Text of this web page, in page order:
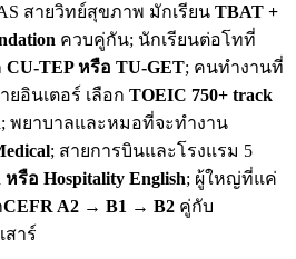
สายวิทย์สุขภาพ มักเรียน TBAT +
ควบคู่กัน; นักเรียนต่อโทที่
CU-TEP หรือ TU-GET; คนทำงานที่
ยอินเตอร์ เลือก TOEIC 750+ track
; พยาบาลและหมอที่จะทำงาน
; สายการบินและโรงแรม 5
หรือ Hospitality English; ผู้ใหญ่ที่แค่
CEFR A2 → B1 → B2 คู่กับ
สาร์